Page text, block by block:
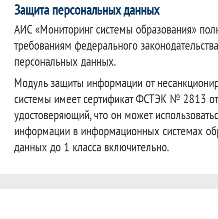
Защита персональных данных
АИС «Мониторинг системы образования»
требованиям федерального
персональных данных.
Модуль защиты информации от
системы имеет сертификат ФСТЭК № 2813
удостоверяющий, что он может
информации в информационных системах
данных до 1 класса включительно.